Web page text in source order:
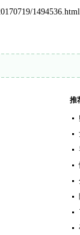
1494536.html
推